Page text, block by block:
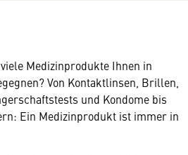
Medizinprodukte Ihnen in
Von Kontaktlinsen, Brillen,
und Kondome bis
Ein Medizinprodukt ist immer in
Zustimmung
gerne einen externen